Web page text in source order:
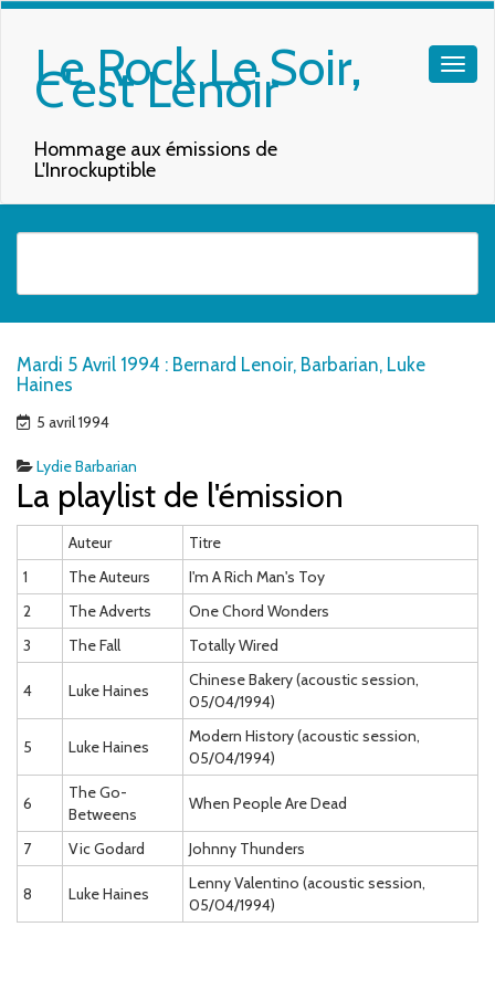
Le Rock Le Soir,
C'est Lenoir
Hommage aux émissions de
L'Inrockuptible
Mardi 5 Avril 1994 : Bernard Lenoir, Barbarian, Luke
Haines
5 avril 1994
Lydie Barbarian
La playlist de l'émission
Auteur
Titre
1
The Auteurs
I'm A Rich Man's Toy
2
The Adverts
One Chord Wonders
3
The Fall Totally Wired
4 Luke Haines
Chinese Bakery (acoustic session,
05/04/1994)
5 Luke Haines
Modern History (acoustic session,
05/04/1994)
6
The Go-
Betweens
When People Are Dead
7 Vic Godard Johnny Thunders
8 Luke Haines
Lenny Valentino (acoustic session,
05/04/1994)